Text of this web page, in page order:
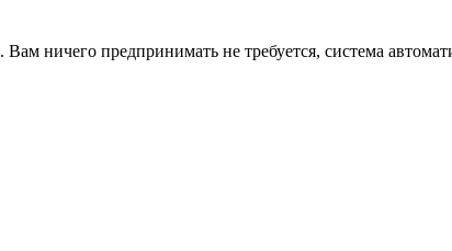
. Вам ничего предпринимать не требуется, система